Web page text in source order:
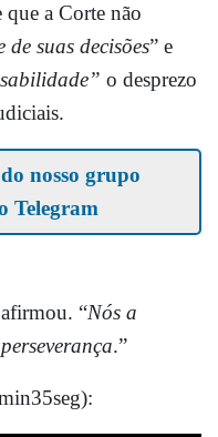
a Corte não
suas decisões” e
o desprezo
nosso grupo
Telegram
“Nós a
.”